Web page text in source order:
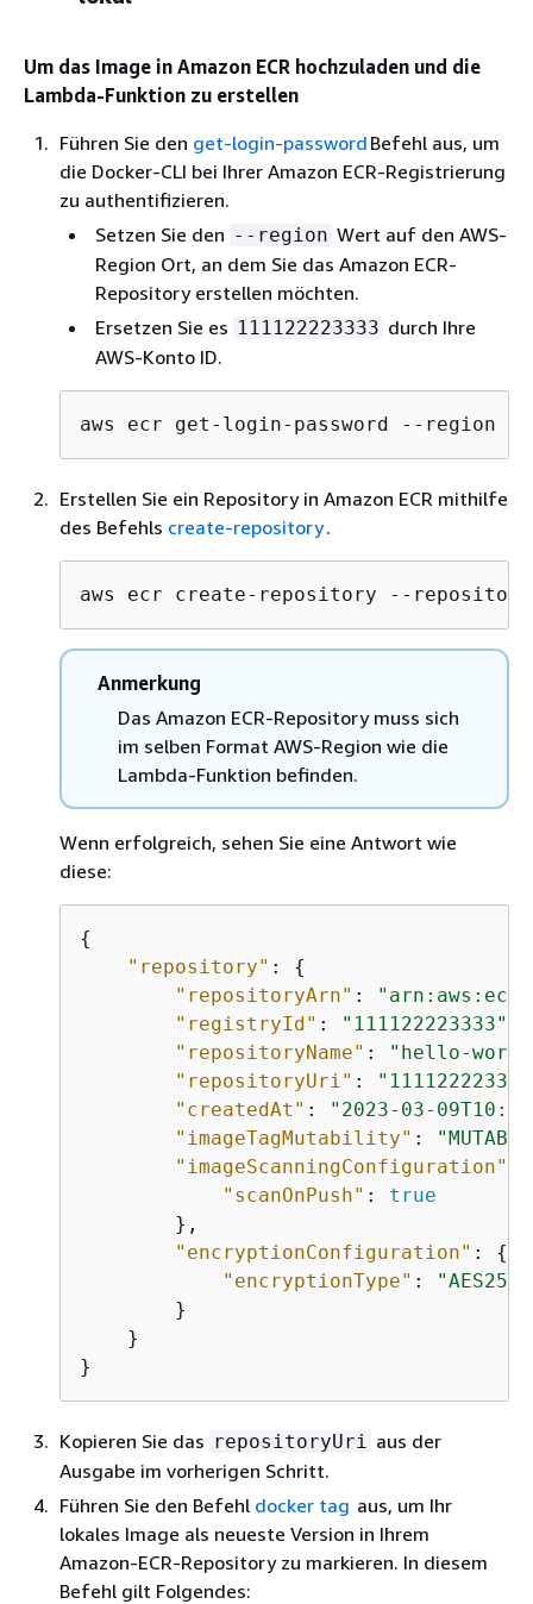
Um das Image in Amazon ECR hochzuladen und die
Lambda-Funktion zu erstellen
Führen Sie den get-login-password Befehl aus, um
die Docker-CLI bei Ihrer Amazon ECR-Registrierung
zu authentifizieren.
Setzen Sie den --region Wert auf den AWS-
Region Ort, an dem Sie das Amazon ECR-
Repository erstellen möchten.
Ersetzen Sie es 111122223333 durch Ihre
AWS-Konto ID.
aws ecr get-login-password --region
Erstellen Sie ein Repository in Amazon ECR mithilfe
des Befehls create-repository.
aws ecr create-repository --
Anmerkung
Das Amazon ECR-Repository muss sich
im selben Format AWS-Region wie die
Lambda-Funktion befinden.
Wenn erfolgreich, sehen Sie eine Antwort wie
diese:
{
"repository" : {
"repositoryArn" :
"registryId" : "111122223333"
"repositoryName" :
"hello-
"repositoryUri" :
"createdAt" :
"2023-03-
"imageTagMutability" :
"imageScanningConfiguration"
"scanOnPush" : true
        },
"encryptionConfiguration" : {
"encryptionType" :
"AES256"
        }
    }
}
Kopieren Sie das repositoryUri
aus der
Ausgabe im vorherigen Schritt.
Führen Sie den Befehl docker tag aus, um Ihr
lokales Image als neueste Version in Ihrem
Amazon-ECR-Repository zu markieren. In diesem
Befehl gilt Folgendes: